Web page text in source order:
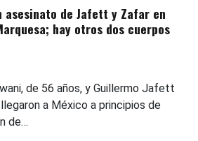
asesinato de Jafett y Zafar en
hay otros dos cuerpos
de 56 años, y Guillermo Jafett
a México a principios de
de…